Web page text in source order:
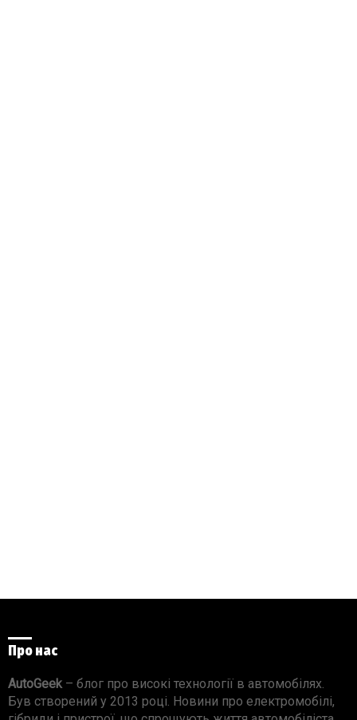
Про нас
AutoGeek– блог про високі технології в автомобілях.
Був створений у 2013 році. Новини про електромобілі,